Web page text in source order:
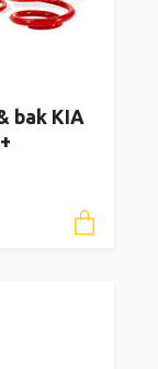
bak KIA